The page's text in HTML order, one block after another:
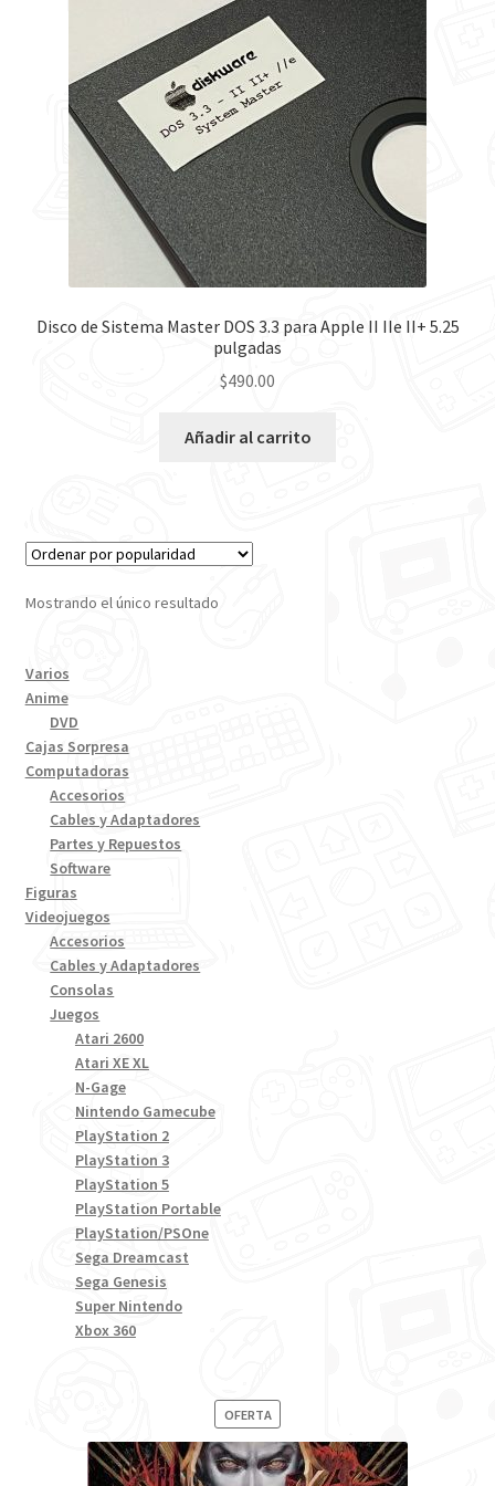
Contáctanos
Disco de Sistema Master DOS 3.3 para Apple II IIe II+ 5.25
pulgadas
$490.00
Añadir al carrito
Mostrando el único resultado
Varios
Anime
DVD
Cajas Sorpresa
Computadoras
Accesorios
Cables y Adaptadores
Partes y Repuestos
Software
Figuras
Videojuegos
Accesorios
Cables y Adaptadores
Consolas
Juegos
Atari 2600
Atari XE XL
N-Gage
Nintendo Gamecube
PlayStation 2
PlayStation 3
PlayStation 5
PlayStation Portable
PlayStation/PSOne
Sega Dreamcast
Sega Genesis
Super Nintendo
Xbox 360
OFERTAPRODUCTO
EN
OFERTA